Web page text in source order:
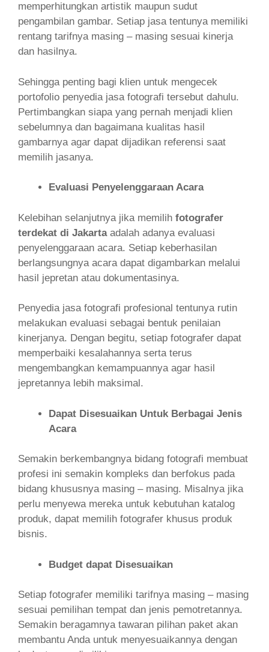
memperhitungkan artistik maupun sudut
pengambilan gambar. Setiap jasa tentunya memiliki
rentang tarifnya masing – masing sesuai kinerja
dan hasilnya.
Sehingga penting bagi klien untuk mengecek
portofolio penyedia jasa fotografi tersebut dahulu.
Pertimbangkan siapa yang pernah menjadi klien
sebelumnya dan bagaimana kualitas hasil
gambarnya agar dapat dijadikan referensi saat
memilih jasanya.
Evaluasi Penyelenggaraan Acara
Kelebihan selanjutnya jika memilih fotografer
terdekat di Jakarta adalah adanya evaluasi
penyelenggaraan acara. Setiap keberhasilan
berlangsungnya acara dapat digambarkan melalui
hasil jepretan atau dokumentasinya.
Penyedia jasa fotografi profesional tentunya rutin
melakukan evaluasi sebagai bentuk penilaian
kinerjanya. Dengan begitu, setiap fotografer dapat
memperbaiki kesalahannya serta terus
mengembangkan kemampuannya agar hasil
jepretannya lebih maksimal.
Dapat Disesuaikan Untuk Berbagai Jenis
Acara
Semakin berkembangnya bidang fotografi membuat
profesi ini semakin kompleks dan berfokus pada
bidang khususnya masing – masing. Misalnya jika
perlu menyewa mereka untuk kebutuhan katalog
produk, dapat memilih fotografer khusus produk
bisnis.
Budget dapat Disesuaikan
Setiap fotografer memiliki tarifnya masing – masing
sesuai pemilihan tempat dan jenis pemotretannya.
Semakin beragamnya tawaran pilihan paket akan
membantu Anda untuk menyesuaikannya dengan